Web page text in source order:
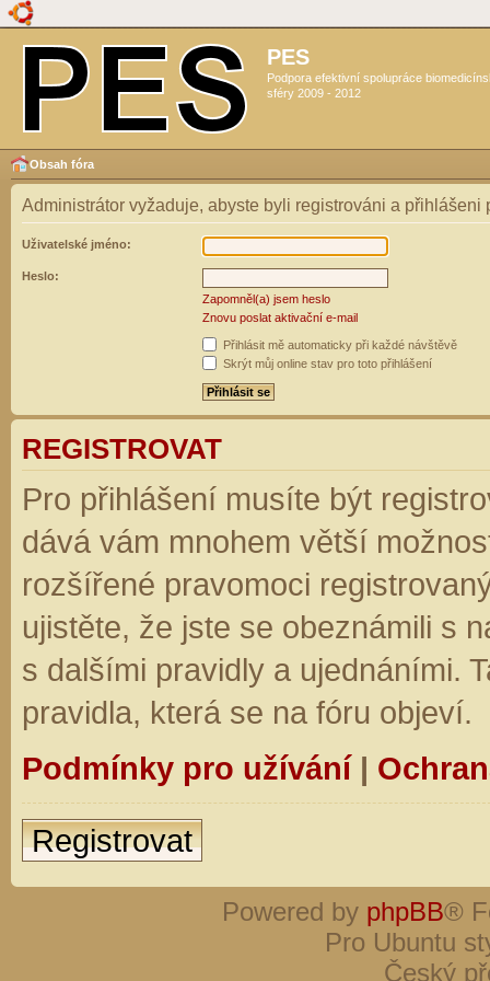
PES
Podpora efektivní spolupráce
sféry 2009 - 2012
Obsah fóra
Administrátor vyžaduje, abyste byli registrováni a přihlášeni
Uživatelské jméno:
Heslo:
Zapomněl(a) jsem heslo
Znovu poslat aktivační e-mail
Přihlásit mě automaticky při každé návštěvě
Skrýt můj online stav pro toto přihlášení
REGISTROVAT
Pro přihlášení musíte být
dává vám mnohem větší
rozšířené pravomoci
ujistěte, že jste se obeznámili s
s dalšími pravidly a ujednáními.
pravidla, která se na fóru objeví.
Podmínky pro užívání|
Registrovat
Powered by phpBB®
Pro Ubuntu
Český